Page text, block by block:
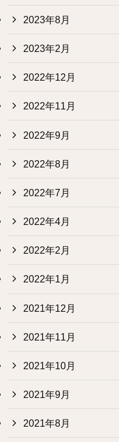
2023年8月
2023年2月
2022年12月
2022年11月
2022年9月
2022年8月
2022年7月
2022年4月
2022年2月
2022年1月
2021年12月
2021年11月
2021年10月
2021年9月
2021年8月